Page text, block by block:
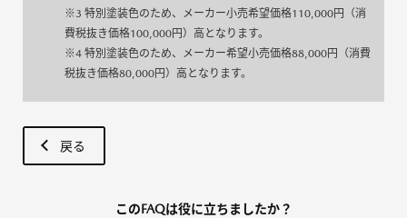
※3 特別塗装色のため、メーカー小売希望価格110,000円（消
費税抜き価格100,000円）高となります。
※4 特別塗装色のため、メーカー希望小売価格88,000円（消費
税抜き価格80,000円）高となります。
戻る
このFAQは役に立ちましたか？